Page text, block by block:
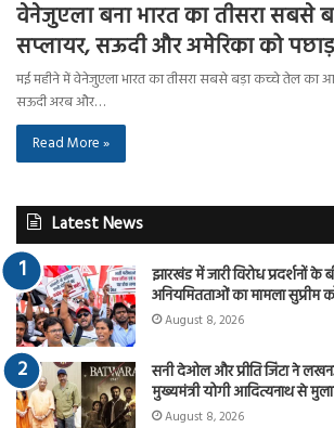
वेनेजुएला बना भारत का तीसरा सबसे
सप्लायर, सऊदी और अमेरिका को
मई महीने में वेनेजुएला भारत का तीसरा सबसे बड़ा कच्चे तेल का
सऊदी अरब और…
Read More »
Latest News
झारखंड में जारी विरोध प्रदर्शनों के
अनियमितताओं का मामला सुप्रीम
August 8, 2026
सनी देओल और प्रीति जिंटा ने
मुख्यमंत्री योगी आदित्यनाथ से
August 8, 2026